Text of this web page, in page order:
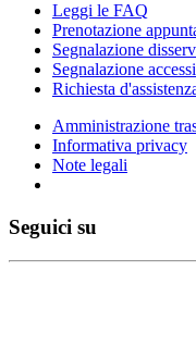
Leggi le FAQ
Prenotazione
Segnalazione
Segnalazione
Richiesta
Amministrazione
Informativa privacy
Note legali
Seguici su